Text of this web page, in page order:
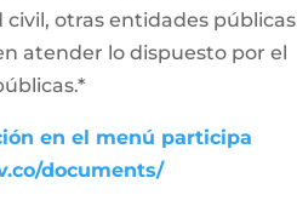
civil, otras entidades públicas
atender lo dispuesto por el
en el menú participa
documents/